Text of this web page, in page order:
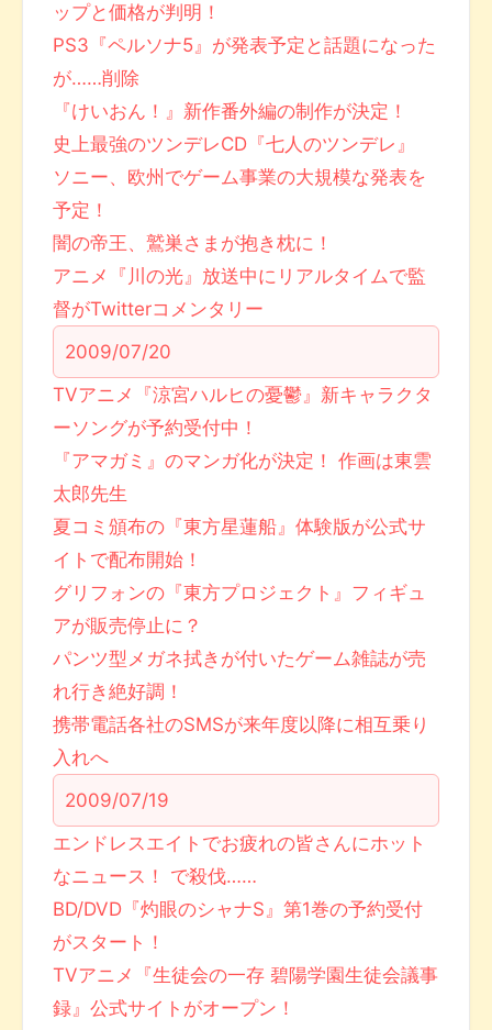
ップと価格が判明！
PS3『ペルソナ5』が発表予定と話題になった
が……削除
『けいおん！』新作番外編の制作が決定！
史上最強のツンデレCD『七人のツンデレ』
ソニー、欧州でゲーム事業の大規模な発表を
予定！
闇の帝王、鷲巣さまが抱き枕に！
アニメ『川の光』放送中にリアルタイムで監
督がTwitterコメンタリー
2009/07/20
TVアニメ『涼宮ハルヒの憂鬱』新キャラクタ
ーソングが予約受付中！
『アマガミ』のマンガ化が決定！ 作画は東雲
太郎先生
夏コミ頒布の『東方星蓮船』体験版が公式サ
イトで配布開始！
グリフォンの『東方プロジェクト』フィギュ
アが販売停止に？
パンツ型メガネ拭きが付いたゲーム雑誌が売
れ行き絶好調！
携帯電話各社のSMSが来年度以降に相互乗り
入れへ
2009/07/19
エンドレスエイトでお疲れの皆さんにホット
なニュース！ で殺伐……
BD/DVD『灼眼のシャナS』第1巻の予約受付
がスタート！
TVアニメ『生徒会の一存 碧陽学園生徒会議事
録』公式サイトがオープン！